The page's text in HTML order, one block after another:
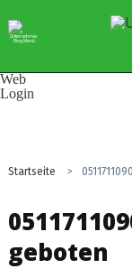
Business
Marketing
Web
Login
Startseite >
geboten